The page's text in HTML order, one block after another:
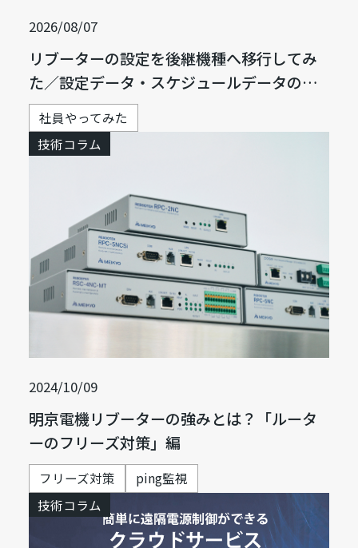
2026/08/07
リブーターの設定を後継機種へ移行してみ
た／設定データ・スケジュールデータの移
行方法
社員やってみた
技術コラム
2024/10/09
明京電機リブーターの強みとは？「ルータ
ーのフリーズ対策」編
フリーズ対策
ping監視
技術コラム